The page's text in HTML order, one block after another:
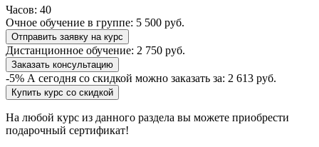
Часов: 40
Очное обучение в группе: 5 500 руб.
Отправить заявку на курс
Дистанционное обучение: 2 750 руб.
Заказать консультацию
-5% А сегодня со скидкой можно заказать за: 2 613 руб.
Купить курс со скидкой
На любой курс из данного раздела вы можете приобрести
подарочный сертификат!